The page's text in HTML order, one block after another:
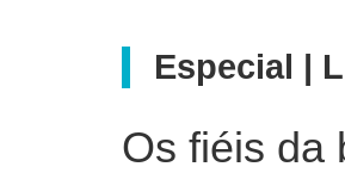
Especial |
Os fiéis da